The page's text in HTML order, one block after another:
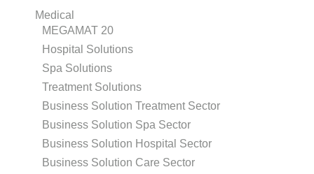
Medical
MEGAMAT 20
Hospital Solutions
Spa Solutions
Treatment Solutions
Business Solution Treatment Sector
Business Solution Spa Sector
Business Solution Hospital Sector
Business Solution Care Sector